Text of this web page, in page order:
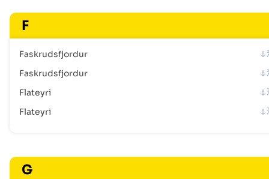
F
Faskrudsfjordur
Faskrudsfjordur
Flateyri
Flateyri
G